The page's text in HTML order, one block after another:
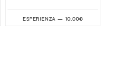
ESPERIENZA — 10.00€